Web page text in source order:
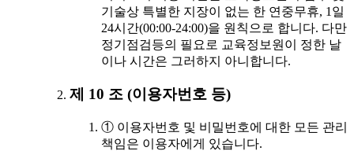
기술상 특별한 지장이 없는 한 연중무휴, 1일
24시간(00:00-24:00)을 원칙으로 합니다. 다만
정기점검등의 필요로 교육정보원이 정한 날
이나 시간은 그러하지 아니합니다.
제 10 조 (이용자번호 등)
① 이용자번호 및 비밀번호에 대한 모든 관리
책임은 이용자에게 있습니다.